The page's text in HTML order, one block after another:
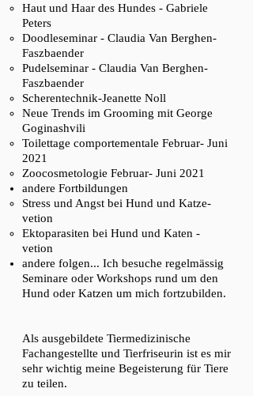
Haut und Haar des Hundes - Gabriele
Peters
Doodleseminar - Claudia Van Berghen-
Faszbaender
Pudelseminar - Claudia Van Berghen-
Faszbaender
Scherentechnik-Jeanette Noll
Neue Trends im Grooming mit George
Goginashvili
Toilettage comportementale Februar- Juni
2021
Zoocosmetologie Februar- Juni 2021
andere Fortbildungen
Stress und Angst bei Hund und Katze-
vetion​
Ektoparasiten bei Hund und Katen -
vetion​
andere folgen... Ich besuche regelmässig
Seminare oder Workshops rund um den
Hund oder Katzen um mich fortzubilden.
Als ausgebildete Tiermedizinische
Fachangestellte und Tierfriseurin ist es mir
sehr wichtig meine Begeisterung für Tiere
zu teilen.